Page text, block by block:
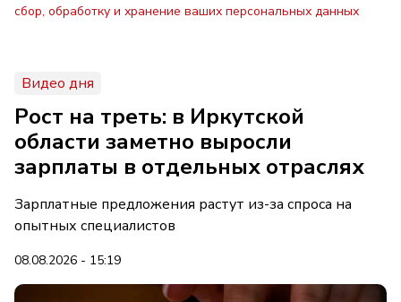
сбор, обработку и хранение ваших персональных данных
Видео дня
Рост на треть: в Иркутской
области заметно выросли
зарплаты в отдельных отраслях
Зарплатные предложения растут из-за спроса на
опытных специалистов
08.08.2026 - 15:19